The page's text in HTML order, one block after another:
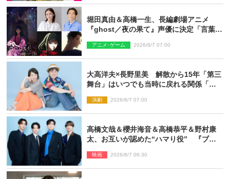
堀田真由＆高橋一生、長編劇場アニメ
『ghost／夜の果て』声優に決定「言葉に
た」
アニメ･ゲーム 2026/8/7 07:00
大高洋夫×長野里美 解散から15年「第三
舞台」はいつでも当時に戻れる関係「や
演劇 2026/8/7 07:00
高橋文哉＆櫻井海音＆高橋恭平＆野村康
太、お互いが認めた“ハマり役” 『ブル
映画 2026/8/7 06:30